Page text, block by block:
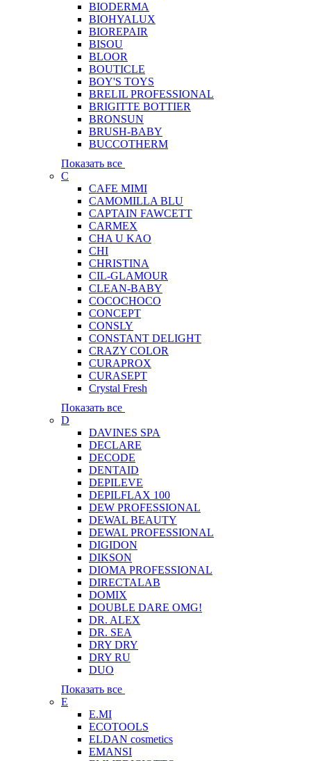
BIODERMA
BIOHYALUX
BIOREPAIR
BISOU
BLOOR
BOUTICLE
BOY'S TOYS
BRELIL PROFESSIONAL
BRIGITTE BOTTIER
BRONSUN
BRUSH-BABY
BUCCOTHERM
Показать все
C
CAFE MIMI
CAMOMILLA BLU
CAPTAIN FAWCETT
CARMEX
CHA U KAO
CHI
CHRISTINA
CIL-GLAMOUR
CLEAN-BABY
COCOCHOCO
CONCEPT
CONSLY
CONSTANT DELIGHT
CRAZY COLOR
CURAPROX
CURASEPT
Crystal Fresh
Показать все
D
DAVINES SPA
DECLARE
DECODE
DENTAID
DEPILEVE
DEPILFLAX 100
DEW PROFESSIONAL
DEWAL BEAUTY
DEWAL PROFESSIONAL
DIGIDON
DIKSON
DIOMA PROFESSIONAL
DIRECTALAB
DOMIX
DOUBLE DARE OMG!
DR. ALEX
DR. SEA
DRY DRY
DRY RU
DUO
Показать все
E
E.MI
ECOTOOLS
ELDAN cosmetics
EMANSI